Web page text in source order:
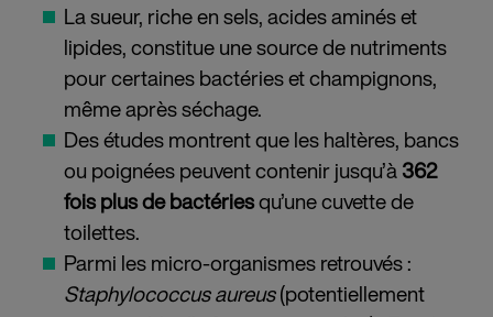
La sueur, riche en sels, acides aminés et
lipides, constitue une source de nutriments
pour certaines bactéries et champignons,
même après séchage.
Des études montrent que les haltères, bancs
ou poignées peuvent contenir jusqu’à362
fois plus de bactériesqu’une cuvette de
toilettes.
Parmi les micro-organismes retrouvés :
Staphylococcus aureus(potentiellement